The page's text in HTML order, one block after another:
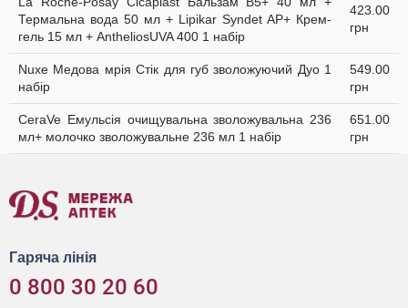
Термальна вода 50 мл + Lipikar Syndet AP+ Крем-
гель 15 мл + AntheliosUVA 400 1 набір
423.00
грн
Nuxe Медова мрія Стік для губ зволожуючий Дуо 1
набір
549.00
грн
CeraVe Емульсія очищувальна зволожувальна 236
мл+ молочко зволожувальне 236 мл 1 набір
651.00
грн
Гаряча лінія
0 800 30 20 60